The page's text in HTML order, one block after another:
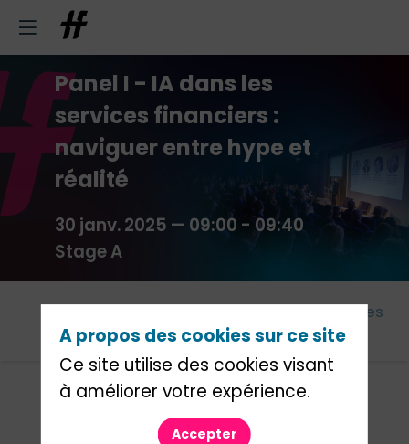
Panel I - IA dans les
services financiers :
naviguer entre hype et
réalité
30 janv. 2025 — 09:00 - 09:40
Stage A
Cet
évènement
Agenda IntervenantsPartenaires
Thématique
A propos des cookies sur ce site
Ce site utilise des cookies visant
à améliorer votre expérience.
Accepter